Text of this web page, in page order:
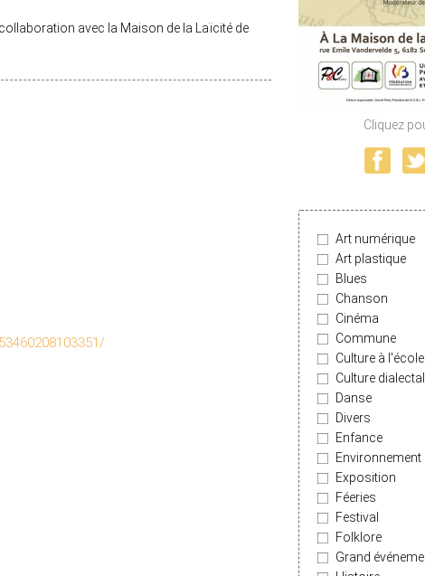
avec la Maison de la Laïcité de
Cliquez
Art numérique
Art plastique
Blues
Chanson
Cinéma
Commune
Culture à l'école
Culture
Danse
Divers
Enfance
Environnement
Exposition
Féeries
Festival
Folklore
Grand